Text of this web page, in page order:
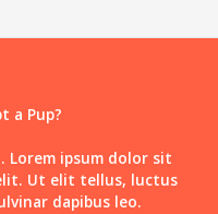
a Pup?
Lorem ipsum dolor sit
Ut elit tellus, luctus
dapibus leo.